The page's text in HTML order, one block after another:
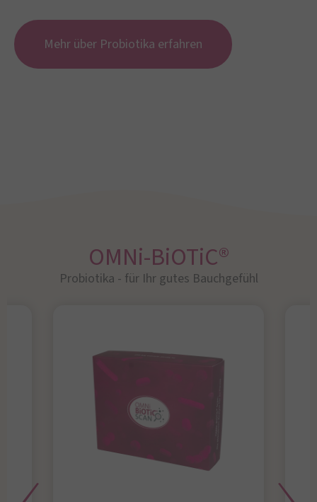
Mehr über Probiotika erfahren
OMNi-BiOTiC®
Probiotika - für Ihr gutes Bauchgefühl​